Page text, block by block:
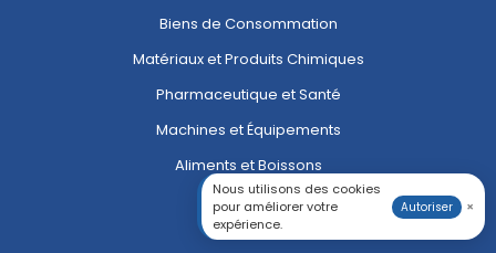
Biens de Consommation
Matériaux et Produits Chimiques
Pharmaceutique et Santé
Machines et Équipements
Aliments et Boissons
Nous utilisons des cookies
pour améliorer votre
expérience.
Autoriser ×